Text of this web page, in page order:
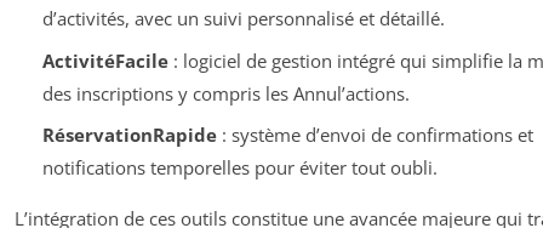
d’activités, avec un suivi personnalisé et détaillé.
ActivitéFacile: logiciel de gestion intégré qui simplifie la
des inscriptions y compris les Annul’actions.
RéservationRapide: système d’envoi de confirmations et
notifications temporelles pour éviter tout oubli.
L’intégration de ces outils constitue une avancée majeure qui